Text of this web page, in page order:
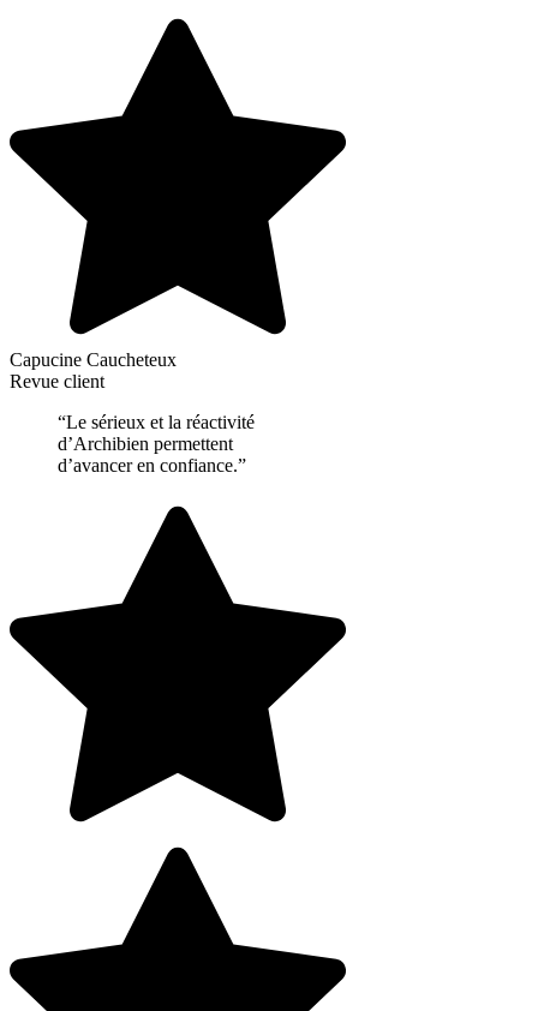
Capucine Caucheteux
Revue client
“Le sérieux et la réactivité
d’Archibien permettent
d’avancer en confiance.”